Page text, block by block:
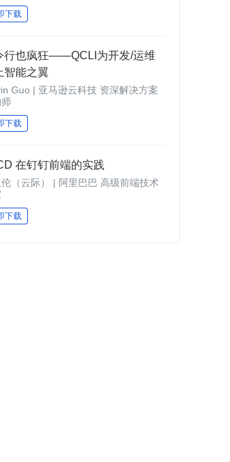
下载
行也疯狂——QCLI为开发/运维
智能之翼
Guo | 亚马逊云科技 资深解决方案
下载
在钉钉前端的实践
伦（云际） | 阿里巴巴 高级前端技术
下载